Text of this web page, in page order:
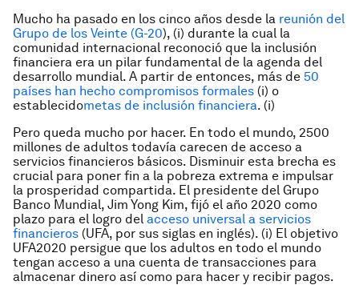
Mucho ha pasado en los cinco años desde la reunión del
Grupo de los Veinte (G-20), (i) durante la cual la
comunidad internacional reconoció que la inclusión
financiera era un pilar fundamental de la agenda del
desarrollo mundial. A partir de entonces, más de 50
países han hecho compromisos formales (i) o
establecidometas de inclusión financiera. (i)
Pero queda mucho por hacer. En todo el mundo, 2500
millones de adultos todavía carecen de acceso a
servicios financieros básicos. Disminuir esta brecha es
crucial para poner fin a la pobreza extrema e impulsar
la prosperidad compartida. El presidente del Grupo
Banco Mundial, Jim Yong Kim, fijó el año 2020 como
plazo para el logro del acceso universal a servicios
financieros (UFA, por sus siglas en inglés). (i) El objetivo
UFA2020 persigue que los adultos en todo el mundo
tengan acceso a una cuenta de transacciones para
almacenar dinero así como para hacer y recibir pagos.